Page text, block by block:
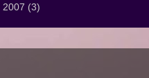
2007 (3)